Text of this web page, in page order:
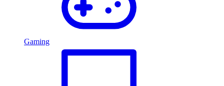
Gaming